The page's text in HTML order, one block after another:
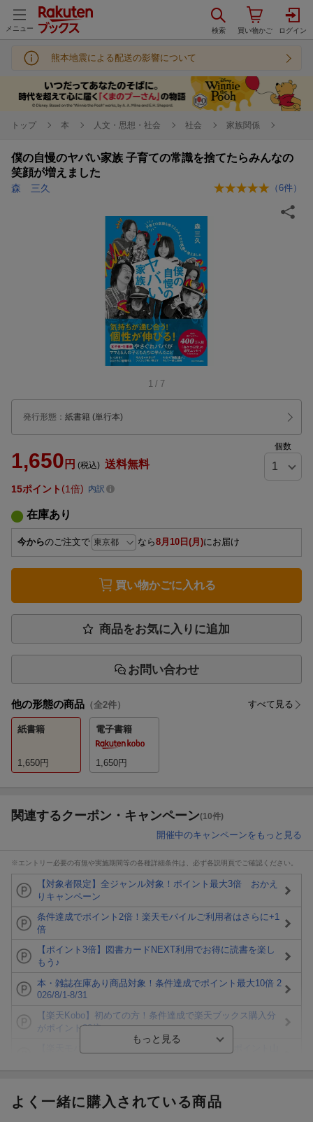
メニュー
熊本地震による配送の影響について
トップ 本 人文・思想・社会 社会 家族関係
僕の自慢のヤバい家族 子育ての常識を捨てたらみんなの
笑顔が増えました
森 三久 （6件）
1 / 7
発行形態 ： 紙書籍 (単行本)
1,650 円 (税込) 送料無料
個数
15ポイント 1倍 内訳
在庫あり
今からのご注文で なら8月10日(月)にお届け
買い物かごに入れる
商品をお気に入りに追加
お問い合わせ
他の形態の商品 （全2件） すべて見る
紙書籍
1,650円
電子書籍
1,650円
関連するクーポン・キャンペーン(10件)
開催中のキャンペーンをもっと見る
※エントリー必要の有無や実施期間等の各種詳細条件は、必ず各説明頁でご確認ください。
【対象者限定】全ジャンル対象！ポイント最大3倍 おかえ
りキャンペーン
条件達成でポイント2倍！楽天モバイルご利用者はさらに+1
倍
【ポイント3倍】図書カードNEXT利用でお得に読書を楽し
もう♪
本・雑誌在庫あり商品対象！条件達成でポイント最大10倍 2
026/8/1-8/31
【楽天Kobo】初めての方！条件達成で楽天ブックス購入分
がポイント20倍
ト山分け
よく一緒に購入されている商品